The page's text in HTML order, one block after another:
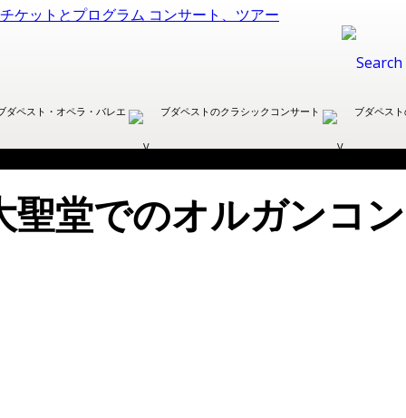
ダペスト・オペラ・バレエ ブダペストのクラシックコンサート ブダペス
堂でのオルガンコ